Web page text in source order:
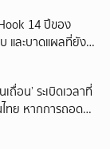
14 ปีของ
และบาดแผลที่ยัง
ถื่อน’ ระเบิดเวลาที่
ทย หากการถอดบท